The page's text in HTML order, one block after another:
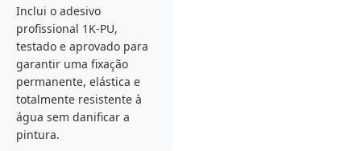
Inclui o adesivo
profissional 1K-PU,
testado e aprovado para
garantir uma fixação
permanente, elástica e
totalmente resistente à
água sem danificar a
pintura.